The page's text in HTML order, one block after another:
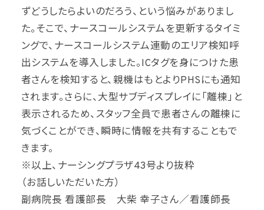
ずどうしたらよいのだろう、という悩みがありまし
た。そこで、ナースコールシステムを更新するタイミ
ングで、ナースコールシステム連動のエリア検知呼
出システムを導入しました。ICタグを身につけた患
者さんを検知すると、親機はもとよりPHSにも通知
されます。さらに、大型サブディスプレイに「離棟」と
表示されるため、スタッフ全員で患者さんの離棟に
気づくことができ、瞬時に情報を共有することもで
きます。
※以上、ナーシングプラザ43号より抜粋
（お話しいただいた方）
副病院長 看護部長 大柴 幸子さん／看護師長